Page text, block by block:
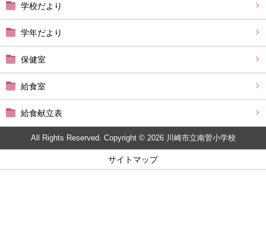
学校だより
学年だより
保健室
給食室
給食献立表
All Rights Reserved. Copyright © 2026 川崎市立南菅小学校
サイトマップ